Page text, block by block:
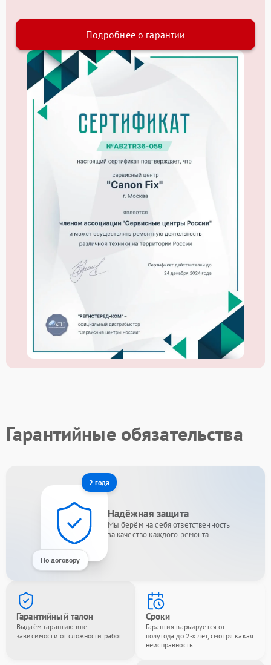
Подробнее о гарантии
Гарантийные обязательства
2 года
По договору
Надёжная защита
Мы берём на себя ответственность
за качество каждого ремонта
Гарантийный талон
Выдаём гарантию вне
зависимости от сложности работ
Сроки
Гарантия варьируется от
полугода до 2-х лет, смотря какая
неисправность